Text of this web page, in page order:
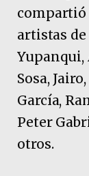
compartió
artistas
Yupanqui,
Sosa,
García,
Peter
otros.